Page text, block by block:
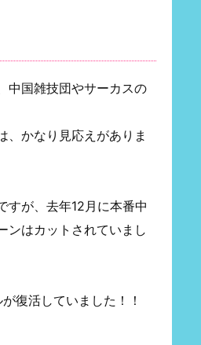
中国雑技団やサーカスの
、かなり見応えがありま
すが、去年12月に本番中
ンはカットされていまし
復活していました！！